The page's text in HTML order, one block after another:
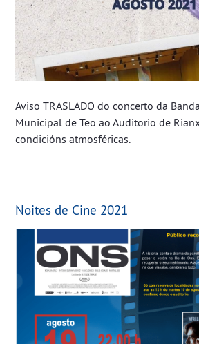
Aviso TRASLADO do concerto da
Municipal de Teo ao Auditorio de
condicións atmosféricas.
Noites de Cine 2021